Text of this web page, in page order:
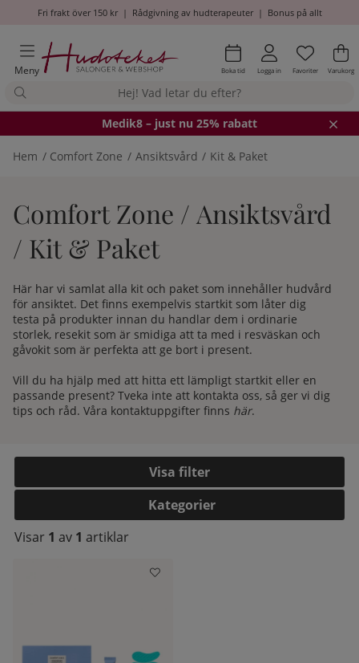
Fri frakt över 150 kr| Rådgivning av hudterapeuter| Bonus på allt
Meny Boka tid Logga in Antal i
.
Favoriter .
Varukorg
Medik8 – just nu 25% rabatt
Hem Comfort Zone Ansiktsvård Kit & Paket
Comfort Zone / Ansiktsvård
/ Kit & Paket
Här har vi samlat alla kit och paket som innehåller hudvård
för ansiktet. Det finns exempelvis startkit som låter dig
testa på produkter innan du handlar dem i ordinarie
storlek, resekit som är smidiga att ta med i resväskan och
gåvokit som är perfekta att ge bort i present.
Vill du ha hjälp med att hitta ett lämpligt startkit eller en
passande present? Tveka inte att kontakta oss, så ger vi dig
tips och råd. Våra kontaktuppgifter finns här.
Filtrera
Kategorier
Visar 1 av 1 artiklar